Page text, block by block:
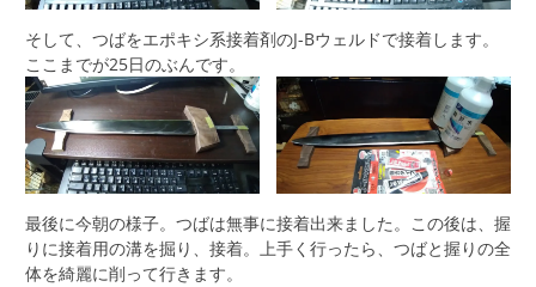
そして、つばをエポキシ系接着剤のJ-Bウェルドで接着します。
ここまでが25日のぶんです。
最後に今朝の様子。つばは無事に接着出来ました。この後は、握
りに接着用の溝を掘り、接着。上手く行ったら、つばと握りの全
体を綺麗に削って行きます。